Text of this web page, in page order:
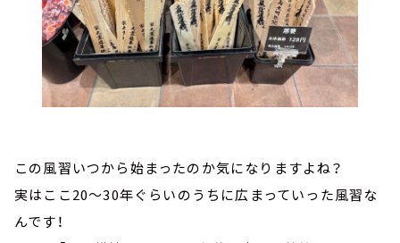
この風習いつから始まったのか気になりますよね？
実はここ20～30年ぐらいのうちに広まっていった風習な
んです！